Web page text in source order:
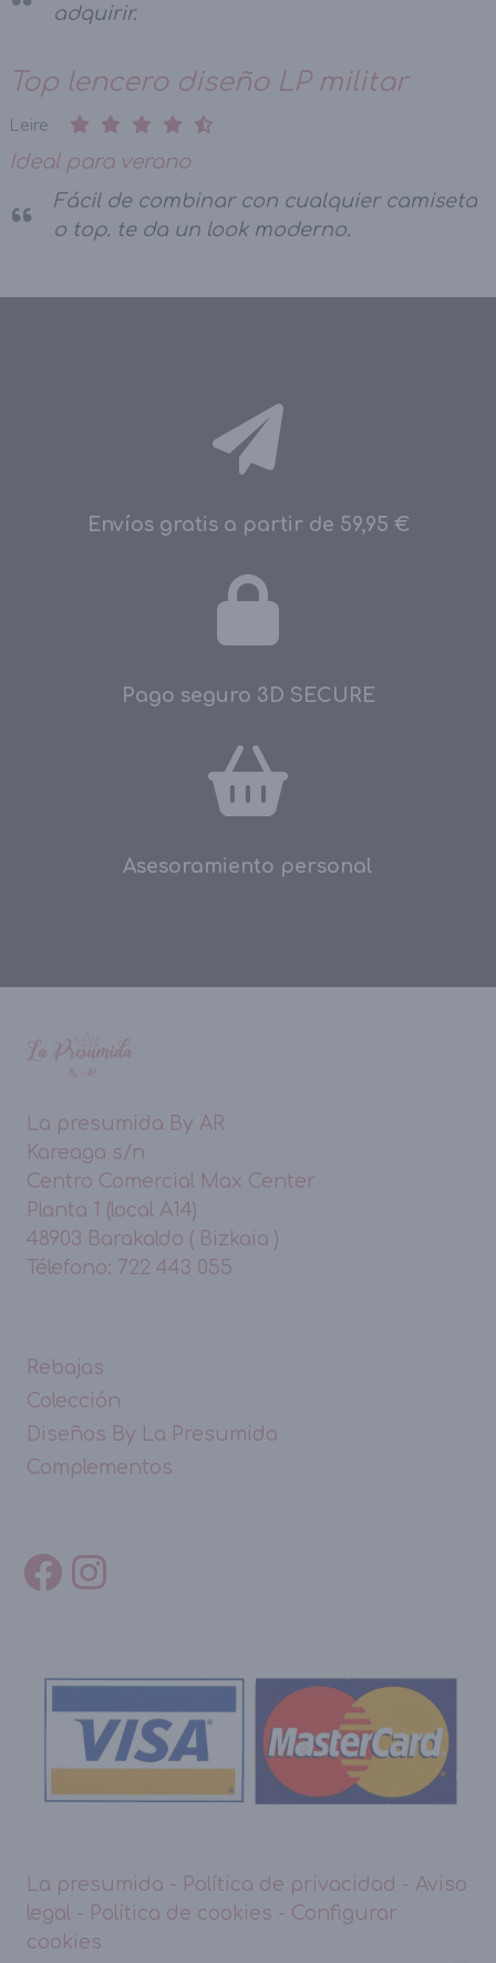
adquirir.
Top lencero diseño LP militar
Leire
Ideal para verano
Fácil de combinar con cualquier camiseta
o top. te da un look moderno.
Envíos gratis a partir de 59,95 €
Pago seguro 3D SECURE
Asesoramiento personal
La presumida By AR
Kareaga s/n
Centro Comercial Max Center
Planta 1 (local A14)
48903 Barakaldo ( Bizkaia )
Télefono: 722 443 055
Rebajas
Colección
Diseños By La Presumida
Complementos
La presumida - Política de privacidad - Aviso
legal - Política de cookies - Configurar
cookies